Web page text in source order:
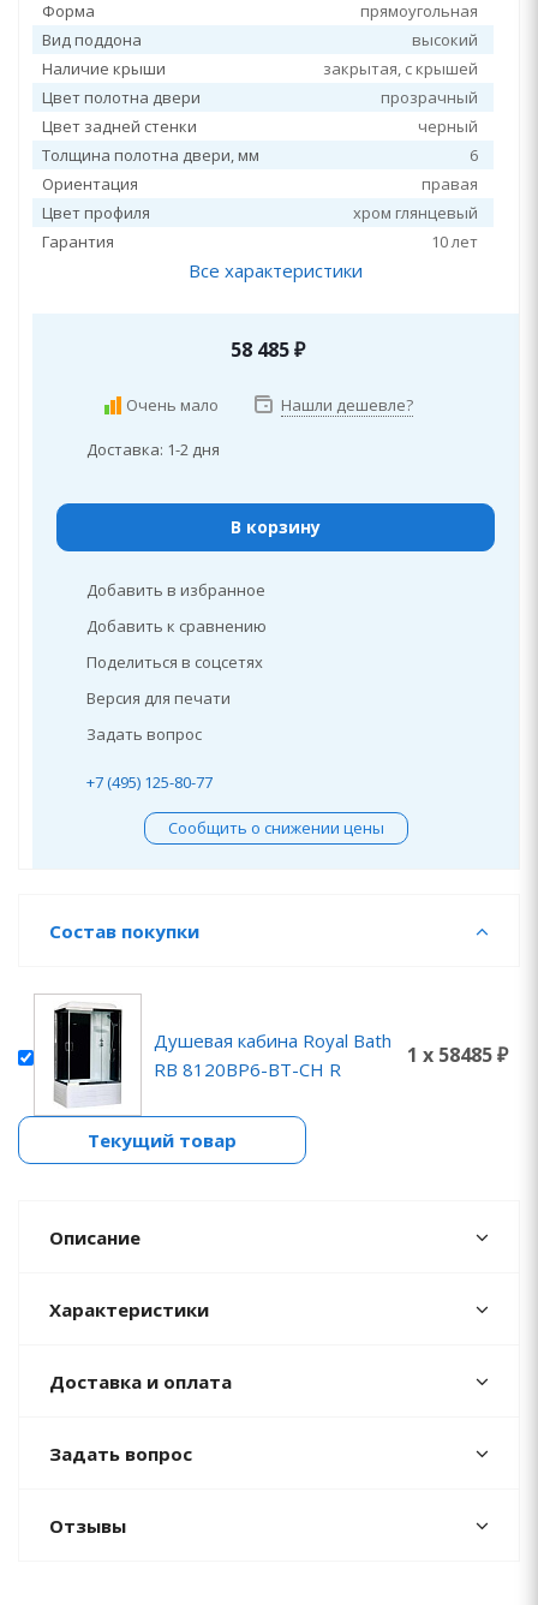
Форма
прямоугольная
Вид поддона
высокий
Наличие крыши
закрытая, c крышей
Цвет полотна двери
прозрачный
Цвет задней стенки
черный
Толщина полотна двери, мм
6
Ориентация
правая
Цвет профиля
хром глянцевый
Гарантия
10 лет
Все характеристики
58 485₽
Очень мало Нашли дешевле?
Доставка: 1-2 дня
В корзину
Добавить в избранное
Добавить к сравнению
Поделиться в соцсетях
Версия для печати
Задать вопрос
+7 (495) 125-80-77
Сообщить о снижении цены
Состав покупки
Душевая кабина Royal Bath
RB 8120BP6-BT-CH R
1 x 58485 ₽
Текущий товар
Описание
Характеристики
Доставка и оплата
Задать вопрос
Отзывы